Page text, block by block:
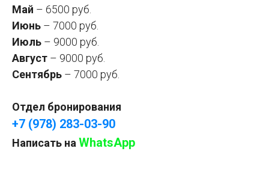
Май – 6500 руб.
Июнь – 7000 руб.
Июль – 9000 руб.
Август – 9000 руб.
Сентябрь – 7000 руб.
Отдел бронирования
+7 (978) 283-03-90
Написать на WhatsApp